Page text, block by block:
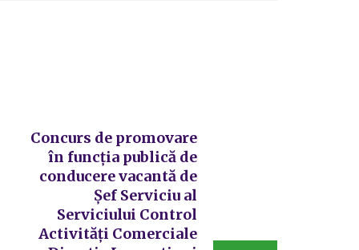
Concurs de promovare
în funcția publică de
conducere vacantă de
Șef Serviciu al
Serviciului Control
Activități Comerciale